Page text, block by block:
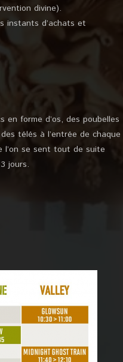
divine).
instants d’achats et
forme d’os, des poubelles
télés à l’entrée de chaque
l’on se sent tout de suite
jours.